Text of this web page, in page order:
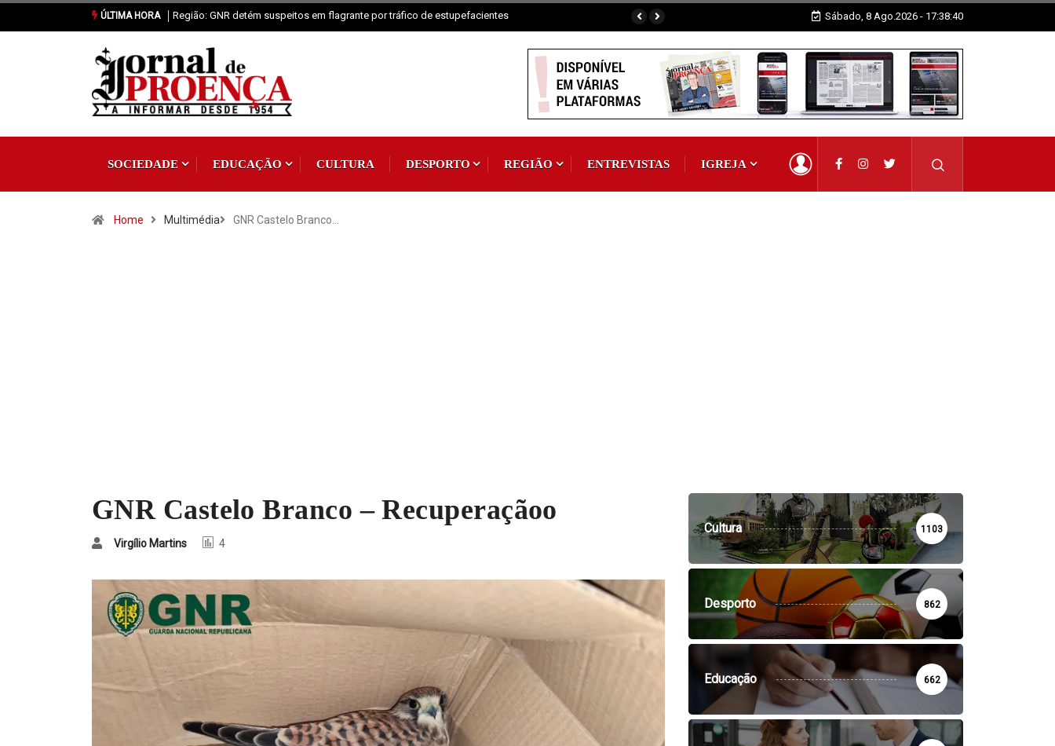
ÚLTIMA HORA Proença-a-Nova: Paróquia vai celebrar Padroeira Sábado, 8 Ago.2026 - 17:38:40
SOCIEDADE EDUCAÇÃO CULTURA DESPORTO REGIÃO ENTREVISTAS IGREJA
Home Multimédia GNR Castelo Branco…
GNR Castelo Branco – Recuperaçãoo
Virgílio Martins 4
Cultura 1103
Desporto 862
Educação 662